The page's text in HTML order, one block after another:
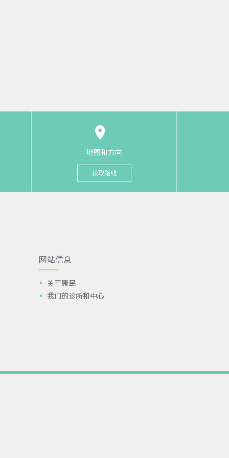
地图和方向
获取路线
网站信息
关于康民
我们的诊所和中心